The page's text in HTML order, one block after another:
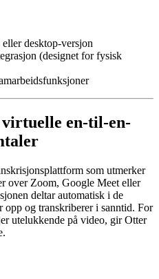
desktop-versjon
(designet for fysisk
en-til-en-
som utmerker
over Zoom, Google Meet eller
deltar automatisk i de
opp og transkriberer i sanntid. For
utelukkende på video, gir Otter